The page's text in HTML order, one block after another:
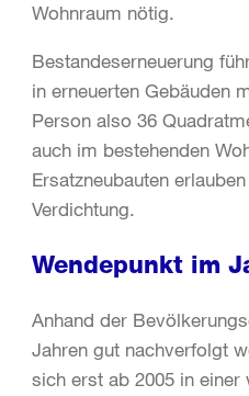
Wohnraum nötig.
Bestandeserneuerung
in erneuerten Gebäuden
Person also 36
auch im bestehenden
Ersatzneubauten
Verdichtung.
Wendepunkt im
Anhand der
Jahren gut nachverfolgt
sich erst ab 2005 in einer